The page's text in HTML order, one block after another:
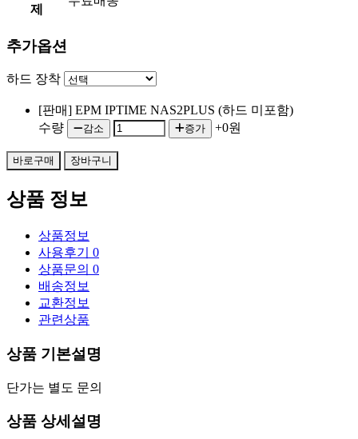
제
추가옵션
하드 장착
[판매] EPM IPTIME NAS2PLUS (하드 미포함)
수량
감소 증가 +0원
상품 정보
상품정보
사용후기 0
상품문의 0
배송정보
교환정보
관련상품
상품 기본설명
단가는 별도 문의
상품 상세설명